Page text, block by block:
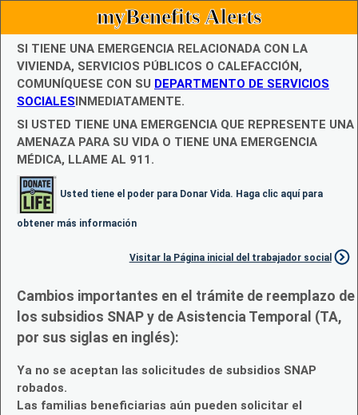
myBenefits Alerts
SI TIENE UNA EMERGENCIA RELACIONADA CON LA
VIVIENDA, SERVICIOS PÚBLICOS O CALEFACCIÓN,
COMUNÍQUESE CON SU DEPARTMENTO DE SERVICIOS
SOCIALESINMEDIATAMENTE.
SI USTED TIENE UNA EMERGENCIA QUE REPRESENTE UNA
AMENAZA PARA SU VIDA O TIENE UNA EMERGENCIA
MÉDICA, LLAME AL 911.
Usted tiene el poder para Donar Vida. Haga clic aquí para
obtener más información
Visitar la Página inicial del trabajador social
Cambios importantes en el trámite de reemplazo de
los subsidios SNAP y de Asistencia Temporal (TA,
por sus siglas en inglés):
Ya no se aceptan las solicitudes de subsidios SNAP
robados.
Las familias beneficiarias aún pueden solicitar el